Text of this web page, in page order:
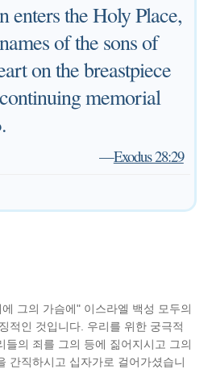
enters the Holy Place,
of the sons of
on the breastpiece
memorial
.
—Exodus 28:29
그의 가슴에" 이스라엘 백성 모두의
적인 것입니다. 우리를 위한 궁극적
들의 죄를 그의 등에 짊어지시고 그의
간직하시고 십자가로 걸어가셨습니